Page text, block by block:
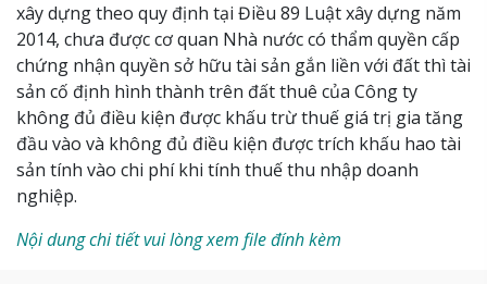
xây dựng theo quy định tại Điều 89 Luật xây dựng năm
2014, chưa được cơ quan Nhà nước có thẩm quyền cấp
chứng nhận quyền sở hữu tài sản gắn liền với đất thì tài
sản cố định hình thành trên đất thuê của Công ty
không đủ điều kiện được khấu trừ thuế giá trị gia tăng
đầu vào và không đủ điều kiện được trích khấu hao tài
sản tính vào chi phí khi tính thuế thu nhập doanh
nghiệp.
Nội dung chi tiết vui lòng xem file đính kèm